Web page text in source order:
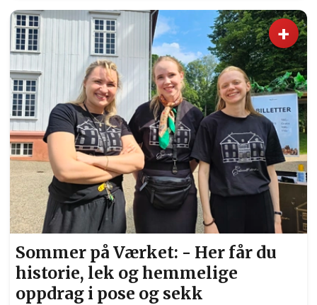
+
Sommer på Værket: - Her får du
historie, lek og hemmelige
oppdrag i pose og sekk